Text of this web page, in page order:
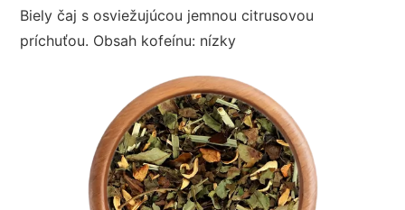
Biely čaj s osviežujúcou jemnou citrusovou
príchuťou. Obsah kofeínu: nízky